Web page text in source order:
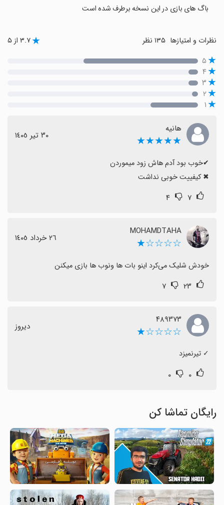
باگ های بازی در این نسخه برطرف شده است
نظرات و امتیازها ۳.۷ از ۵
۵
۴
۳
۲
۱
هانیه
★★★★★ ٣٠ تیر ١٤٠٥
✖ کیفییت خوبی نداشت
۷ ۴
MOHAMDTAHA
☆☆☆☆★ ٢٦ خرداد ١٤٠٥
خودش شلیک می‌کرد اینو بات ها ونوب ها بازی میکنن
۲۳ ۷
۴۸۹۳۷۳
☆☆☆☆★ دیروز
‏✓ تیرنمیزد
۰ ۰
رایگان تماشا کن